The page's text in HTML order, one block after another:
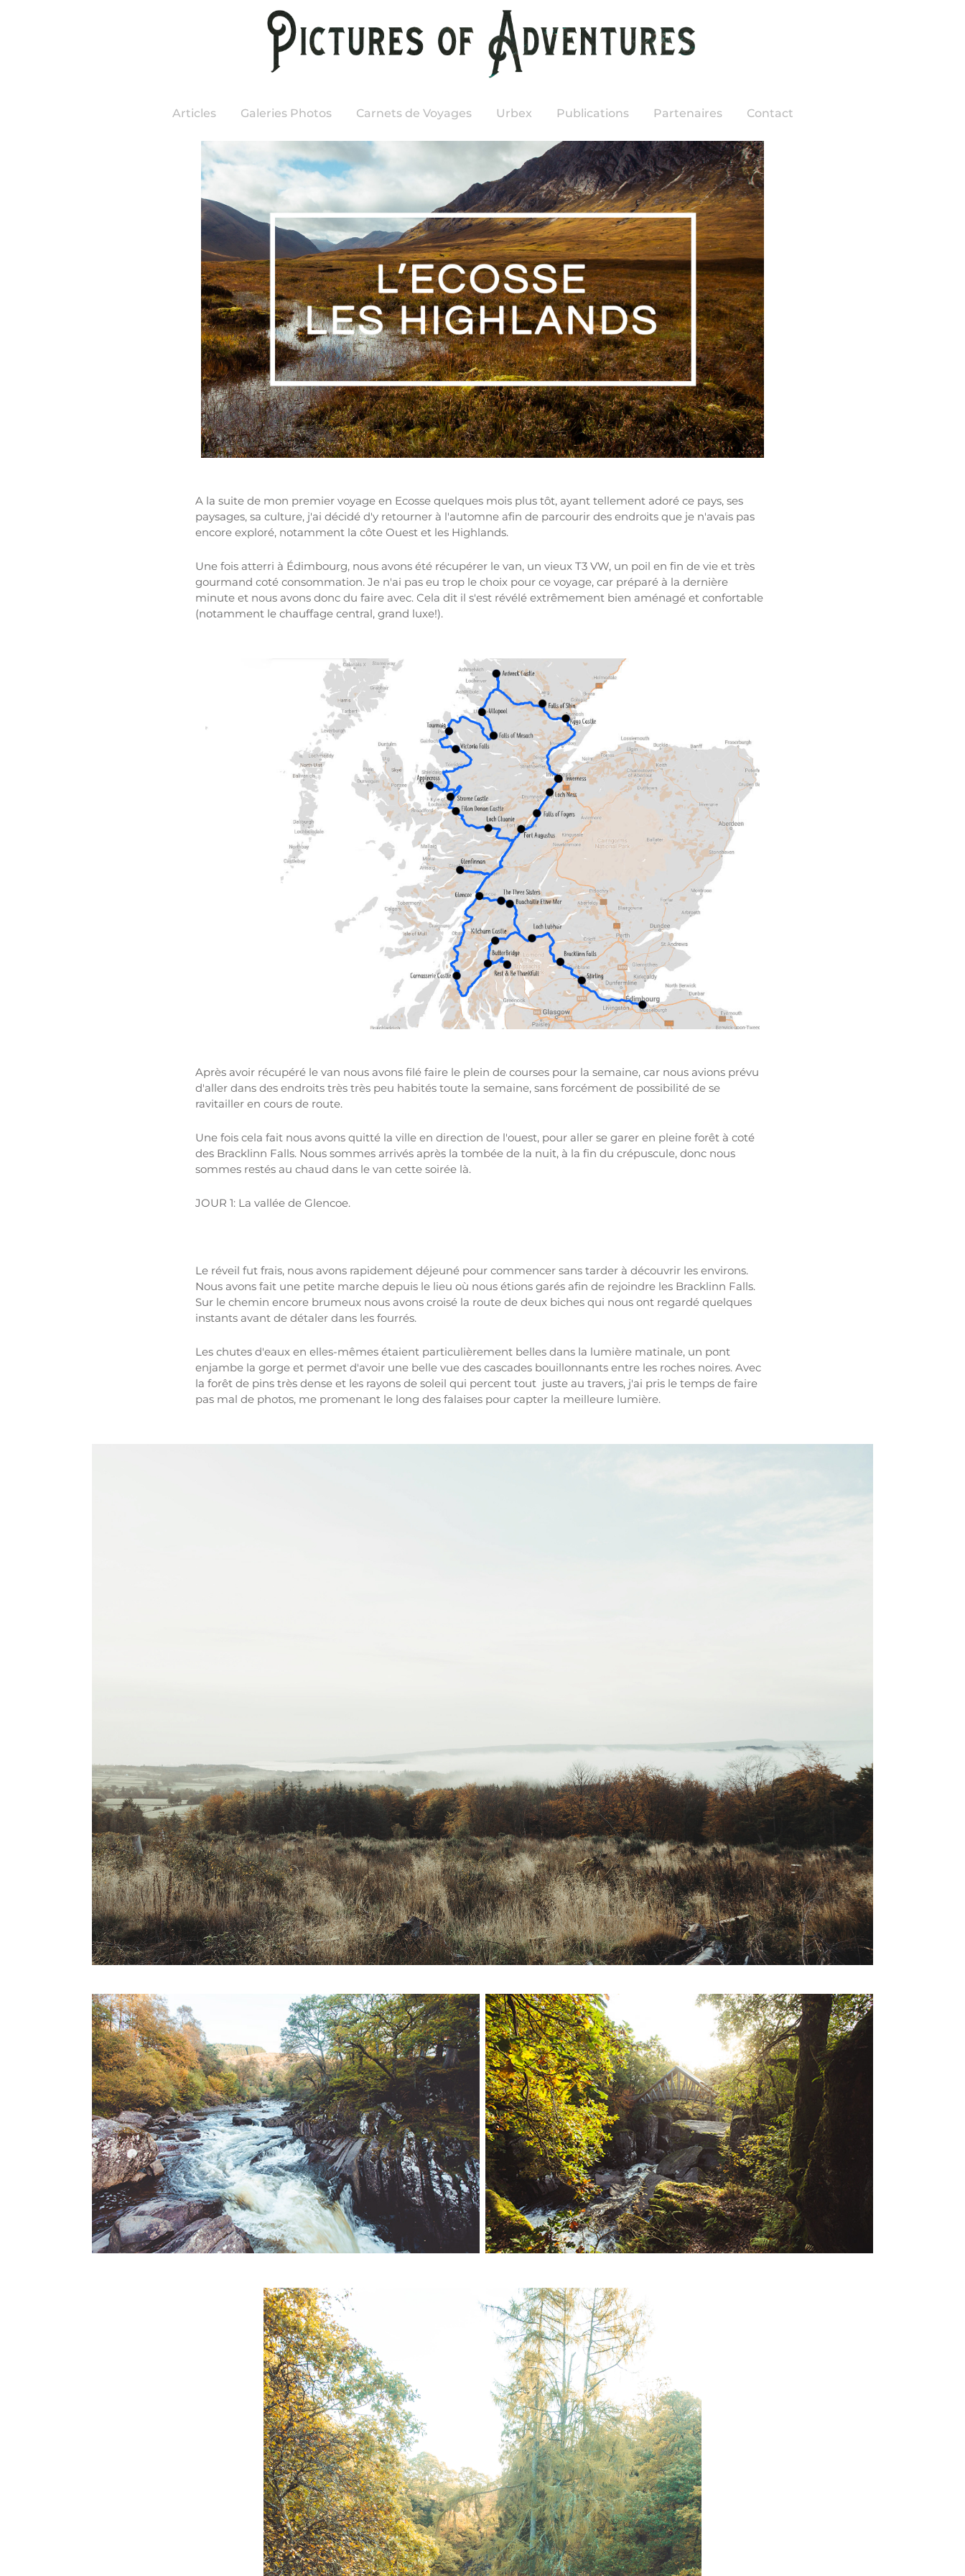
Articles Galeries Photos Carnets de Voyages Urbex Publications Partenaires Contact
A la suite de mon premier voyage en Ecosse quelques mois plus tôt, ayant tellement adoré ce pays, ses
paysages, sa culture, j'ai décidé d'y retourner à l'automne afin de parcourir des endroits que je n'avais pas
encore exploré, notamment la côte Ouest et les Highlands.
Une fois atterri à Édimbourg, nous avons été récupérer le van, un vieux T3 VW, un poil en fin de vie et très
gourmand coté consommation. Je n'ai pas eu trop le choix pour ce voyage, car préparé à la dernière
minute et nous avons donc du faire avec. Cela dit il s'est révélé extrêmement bien aménagé et confortable
(notamment le chauffage central, grand luxe!).
Après avoir récupéré le van nous avons filé faire le plein de courses pour la semaine, car nous avions prévu
d'aller dans des endroits très très peu habités toute la semaine, sans forcément de possibilité de se
ravitailler en cours de route.
Une fois cela fait nous avons quitté la ville en direction de l'ouest, pour aller se garer en pleine forêt à coté
des Bracklinn Falls. Nous sommes arrivés après la tombée de la nuit, à la fin du crépuscule, donc nous
sommes restés au chaud dans le van cette soirée là.
JOUR 1: La vallée de Glencoe.
Le réveil fut frais, nous avons rapidement déjeuné pour commencer sans tarder à découvrir les environs.
Nous avons fait une petite marche depuis le lieu où nous étions garés afin de rejoindre les Bracklinn Falls.
Sur le chemin encore brumeux nous avons croisé la route de deux biches qui nous ont regardé quelques
instants avant de détaler dans les fourrés.
Les chutes d'eaux en elles-mêmes étaient particulièrement belles dans la lumière matinale, un pont
enjambe la gorge et permet d'avoir une belle vue des cascades bouillonnants entre les roches noires. Avec
la forêt de pins très dense et les rayons de soleil qui percent tout juste au travers, j'ai pris le temps de faire
pas mal de photos, me promenant le long des falaises pour capter la meilleure lumière.